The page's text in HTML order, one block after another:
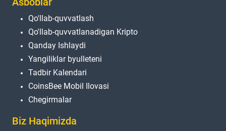
Qo'llab-quvvatlash
Qo'llab-quvvatlanadigan Kripto
Qanday Ishlaydi
Yangiliklar byulleteni
Tadbir Kalendari
CoinsBee Mobil Ilovasi
Chegirmalar
Biz Haqimizda